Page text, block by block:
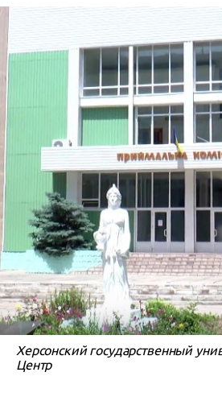
FacebookTwitter
Херсонский государственный
Центр